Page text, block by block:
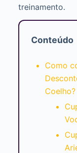
treinamento.
Conteúdo
Como
Coelho?